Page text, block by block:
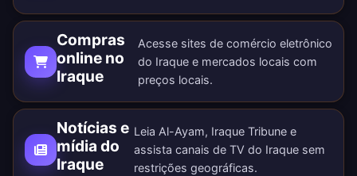
Compras
online no
Iraque
Acesse sites de comércio eletrônico
do Iraque e mercados locais com
preços locais.
Notícias e
mídia do
Iraque
Leia Al-Ayam, Iraque Tribune e
assista canais de TV do Iraque sem
restrições geográficas.